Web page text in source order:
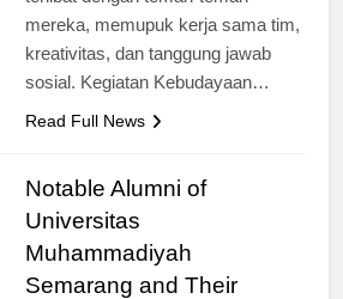
terlibat dengan teman-teman
mereka, memupuk kerja sama tim,
kreativitas, dan tanggung jawab
Notable Alumni of
Universitas
Muhammadiyah